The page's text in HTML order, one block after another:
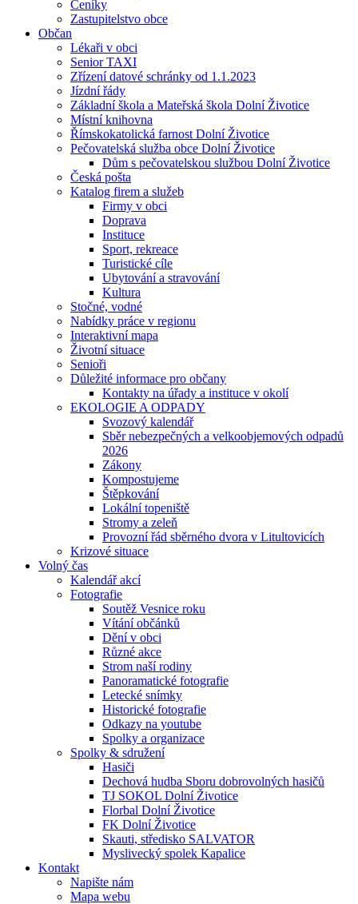
Ceníky
Zastupitelstvo obce
Občan
Lékaři v obci
Senior TAXI
Zřízení datové schránky od 1.1.2023
Jízdní řády
Základní škola a Mateřská škola Dolní Životice
Místní knihovna
Římskokatolická farnost Dolní Životice
Pečovatelská služba obce Dolní Životice
Dům s pečovatelskou službou Dolní Životice
Česká pošta
Katalog firem a služeb
Firmy v obci
Doprava
Instituce
Sport, rekreace
Turistické cíle
Ubytování a stravování
Kultura
Stočné, vodné
Nabídky práce v regionu
Interaktivní mapa
Životní situace
Senioři
Důležité informace pro občany
Kontakty na úřady a instituce v okolí
EKOLOGIE A ODPADY
Svozový kalendář
Sběr nebezpečných a velkoobjemových odpadů
2026
Zákony
Kompostujeme
Štěpkování
Lokální topeniště
Stromy a zeleň
Provozní řád sběrného dvora v Litultovicích
Krizové situace
Volný čas
Kalendář akcí
Fotografie
Soutěž Vesnice roku
Vítání občánků
Dění v obci
Různé akce
Strom naší rodiny
Panoramatické fotografie
Letecké snímky
Historické fotografie
Odkazy na youtube
Spolky a organizace
Spolky & sdružení
Hasiči
Dechová hudba Sboru dobrovolných hasičů
TJ SOKOL Dolní Životice
Florbal Dolní Životice
FK Dolní Životice
Skauti, středisko SALVATOR
Myslivecký spolek Kapalice
Kontakt
Napište nám
Mapa webu